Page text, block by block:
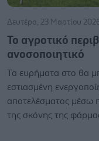
Δευτέρα, 23 Μαρτίου
To αγροτικό
ανοσοποιητικό
Τα ευρήματα στο θα
εστιασμένη
αποτελέσματος μέσω
της σκόνης της